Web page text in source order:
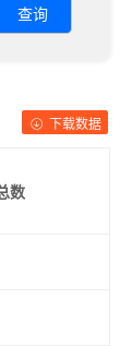
查询
下载数据
数